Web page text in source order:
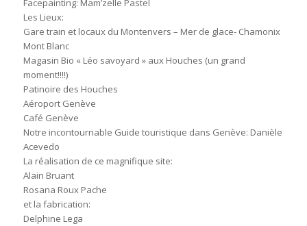
Facepainting: Mam’zelle Pastel
Les Lieux:
Gare train et locaux du Montenvers – Mer de glace- Chamonix
Mont Blanc
Magasin Bio « Léo savoyard » aux Houches (un grand
moment!!!!)
Patinoire des Houches
Aéroport Genève
Café Genève
Notre incontournable Guide touristique dans Genève: Danièle
Acevedo
La réalisation de ce magnifique site:
Alain Bruant
Rosana Roux Pache
et la fabrication:
Delphine Lega